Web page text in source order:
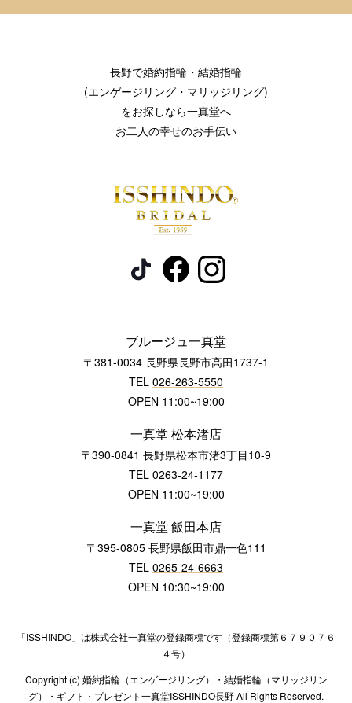
長野で婚約指輪・結婚指輪
(エンゲージリング・マリッジリング)
をお探しなら一真堂へ
お二人の幸せのお手伝い
ブルージュ一真堂
〒381-0034 長野県長野市高田1737-1
TEL 026-263-5550
OPEN 11:00~19:00
一真堂 松本渚店
〒390-0841 長野県松本市渚3丁目10-9
TEL 0263-24-1177
OPEN 11:00~19:00
一真堂 飯田本店
〒395-0805 長野県飯田市鼎一色111
TEL 0265-24-6663
OPEN 10:30~19:00
「ISSHINDO」は株式会社一真堂の登録商標です（登録商標第６７９０７６
４号）
Copyright (c) 婚約指輪（エンゲージリング）・結婚指輪（マリッジリン
グ）・ギフト・プレゼント一真堂ISSHINDO長野 All Rights Reserved.